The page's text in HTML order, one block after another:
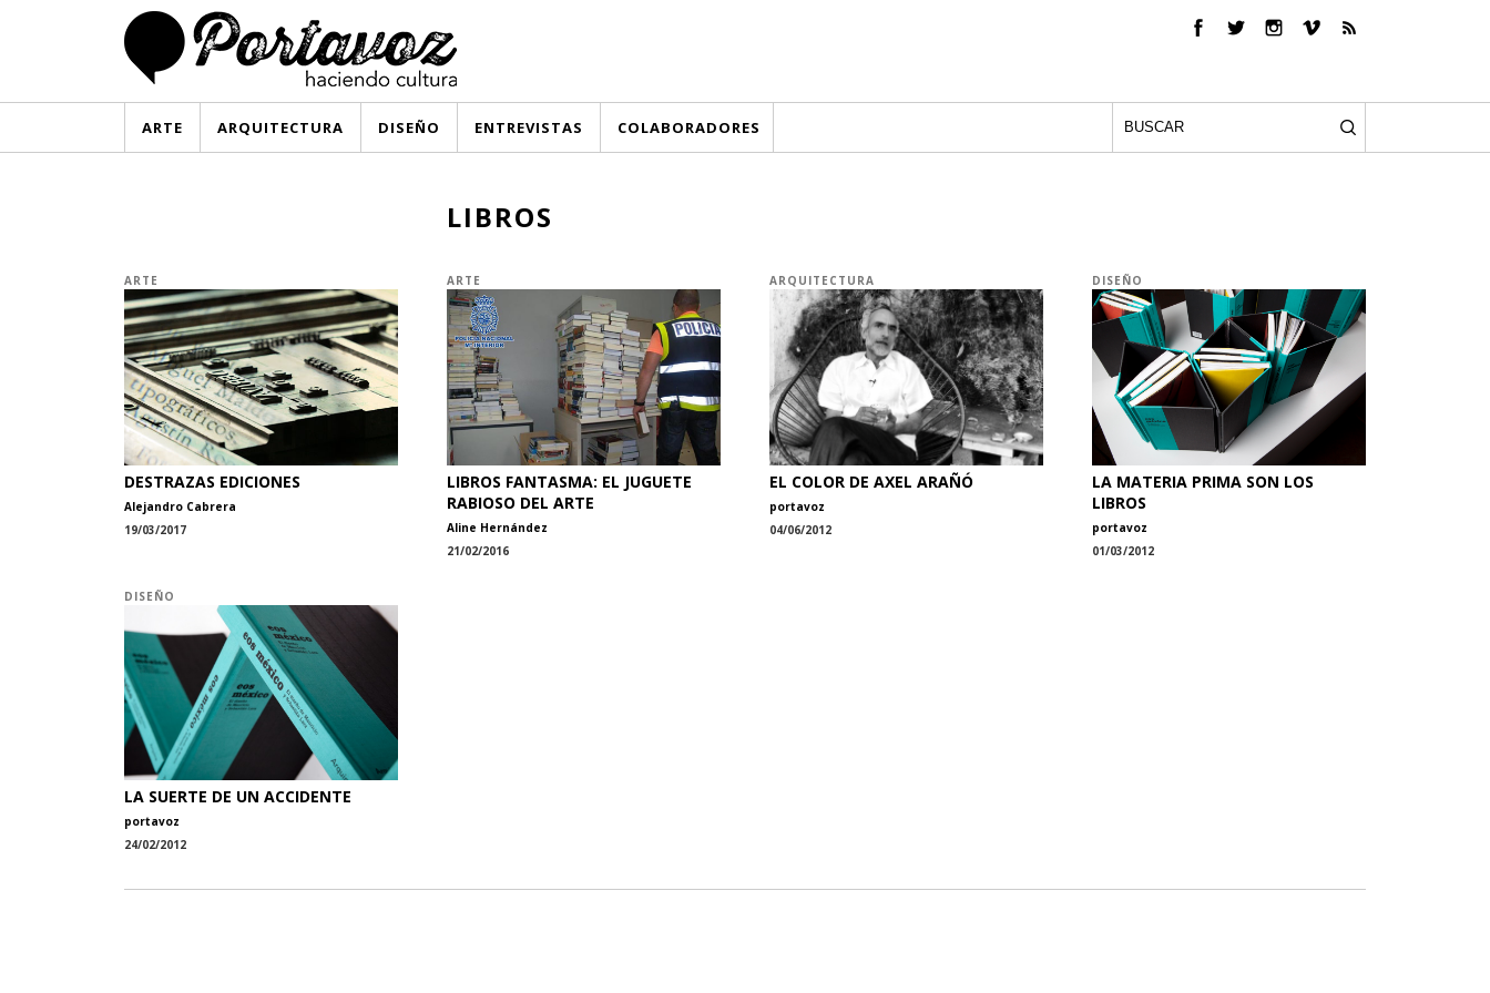
ARTE ARQUITECTURA DISEÑO ENTREVISTAS COLABORADORES
LIBROS
ARTE
DESTRAZAS EDICIONES
Alejandro Cabrera
19/03/2017
ARTE
LIBROS FANTASMA: EL JUGUETE
RABIOSO DEL ARTE
Aline Hernández
21/02/2016
ARQUITECTURA
EL COLOR DE AXEL ARAÑÓ
portavoz
04/06/2012
DISEÑO
LA MATERIA PRIMA SON LOS
LIBROS
portavoz
01/03/2012
DISEÑO
LA SUERTE DE UN ACCIDENTE
portavoz
24/02/2012